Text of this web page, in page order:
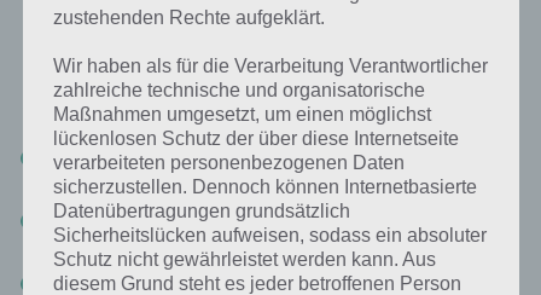
Drei verschiedene Spielmodi
Color Magnet verfügt insgesamt über 3 verschiedene Spielmodi.
Jeder hat hierbei seine eigenen Vorzüge. Diese stelle ich kurz mal vor:
Klassisch: Nach 5 Blöcken wird eine neue Reihe erstellt – Jedes
mal anders – Ziel: Highscore aufstellen
Universal: Nach 3 Blöcken wird eine neue Reihe erstellt – Jedesmal
die gleiche Sequenz – Ziel: So viele Spielzüge wie möglich
Puzzle: Entferne alle Blöcke mit möglichst wenig Zügen
zustehenden Rechte aufgeklärt.
Wir haben als für die Verarbeitung Verantwortlicher
zahlreiche technische und organisatorische
Maßnahmen umgesetzt, um einen möglichst
lückenlosen Schutz der über diese Internetseite
verarbeiteten personenbezogenen Daten
sicherzustellen. Dennoch können Internetbasierte
Datenübertragungen grundsätzlich
Sicherheitslücken aufweisen, sodass ein absoluter
Schutz nicht gewährleistet werden kann. Aus
diesem Grund steht es jeder betroffenen Person